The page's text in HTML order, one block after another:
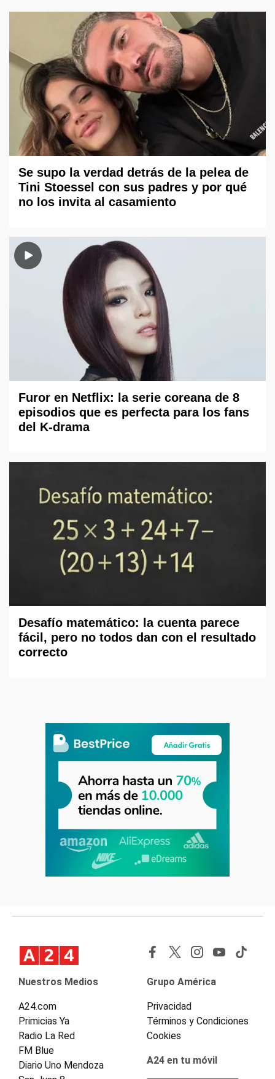
Se supo la verdad detrás de la pelea de
Tini Stoessel con sus padres y por qué
no los invita al casamiento
Furor en Netflix: la serie coreana de 8
episodios que es perfecta para los fans
del K-drama
Desafío matemático: la cuenta parece
fácil, pero no todos dan con el resultado
correcto
Nuestros Medios
A24.com
Primicias Ya
Radio La Red
FM Blue
Diario Uno Mendoza
Grupo América
Privacidad
Términos y Condiciones
Cookies
A24 en tu móvil